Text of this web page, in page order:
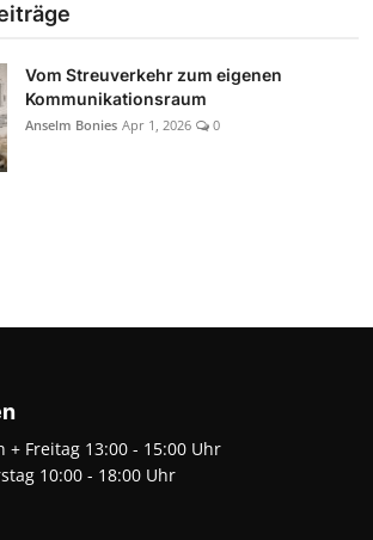
Vom Streuverkehr zum eigenen
Kommunikationsraum
Anselm Bonies Apr 1, 2026 0
+ Freitag 13:00 - 15:00 Uhr
10:00 - 18:00 Uhr